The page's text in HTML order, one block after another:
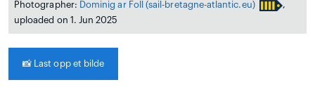
Photographer: Dominig ar Foll (sail-bretagne-atlantic.eu)
,
uploaded on 1. Jun 2025
📸 Last opp et bilde